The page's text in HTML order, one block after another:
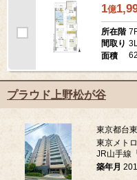
1億
所在階
間取り
面積
プラウド上野松が谷
東京都台
東京メト
JR山手線
築年月